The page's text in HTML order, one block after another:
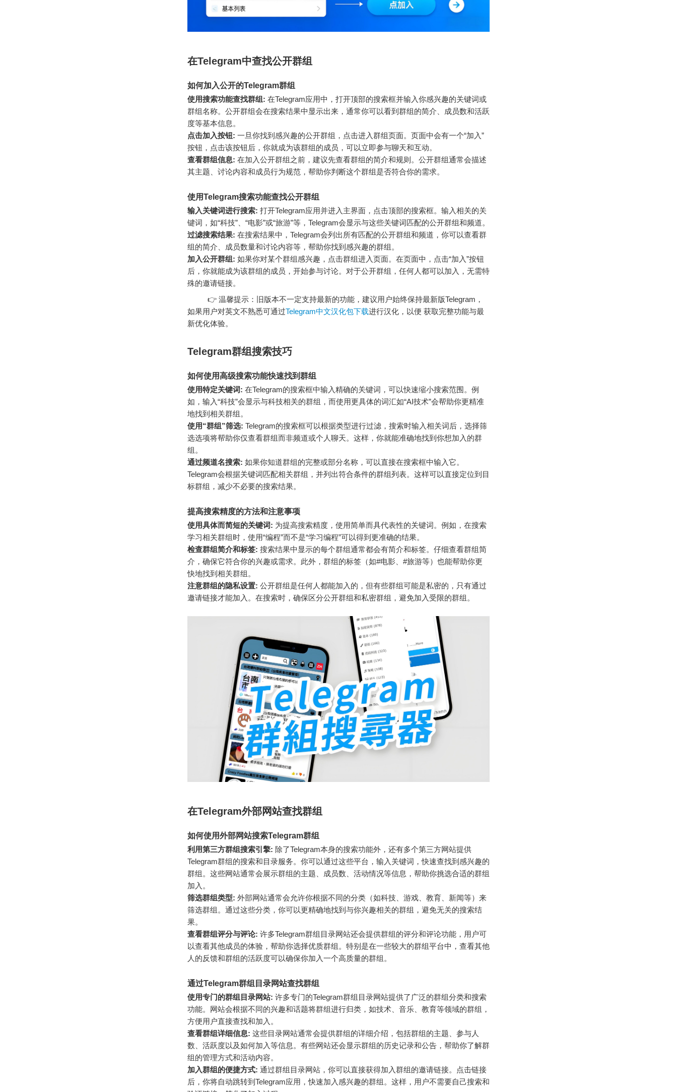
在Telegram中查找公开群组
如何加入公开的Telegram群组
使用搜索功能查找群组: 在Telegram应用中，打开顶部的搜索框并输入你感兴趣的关键词或
群组名称。公开群组会在搜索结果中显示出来，通常你可以看到群组的简介、成员数和活跃
度等基本信息。
点击加入按钮: 一旦你找到感兴趣的公开群组，点击进入群组页面。页面中会有一个“加入”
按钮，点击该按钮后，你就成为该群组的成员，可以立即参与聊天和互动。
查看群组信息: 在加入公开群组之前，建议先查看群组的简介和规则。公开群组通常会描述
其主题、讨论内容和成员行为规范，帮助你判断这个群组是否符合你的需求。
使用Telegram搜索功能查找公开群组
输入关键词进行搜索: 打开Telegram应用并进入主界面，点击顶部的搜索框。输入相关的关
键词，如“科技”、“电影”或“旅游”等，Telegram会显示与这些关键词匹配的公开群组和频道。
过滤搜索结果: 在搜索结果中，Telegram会列出所有匹配的公开群组和频道，你可以查看群
组的简介、成员数量和讨论内容等，帮助你找到感兴趣的群组。
加入公开群组: 如果你对某个群组感兴趣，点击群组进入页面。在页面中，点击“加入”按钮
后，你就能成为该群组的成员，开始参与讨论。对于公开群组，任何人都可以加入，无需特
殊的邀请链接。
👉 温馨提示：旧版本不一定支持最新的功能，建议用户始终保持最新版Telegram，
如果用户对英文不熟悉可通过Telegram中文汉化包下载进行汉化，以便 获取完整功能与最
新优化体验。
Telegram群组搜索技巧
如何使用高级搜索功能快速找到群组
使用特定关键词: 在Telegram的搜索框中输入精确的关键词，可以快速缩小搜索范围。例
如，输入“科技”会显示与科技相关的群组，而使用更具体的词汇如“AI技术”会帮助你更精准
地找到相关群组。
使用“群组”筛选: Telegram的搜索框可以根据类型进行过滤，搜索时输入相关词后，选择筛
选选项将帮助你仅查看群组而非频道或个人聊天。这样，你就能准确地找到你想加入的群
组。
通过频道名搜索: 如果你知道群组的完整或部分名称，可以直接在搜索框中输入它。
Telegram会根据关键词匹配相关群组，并列出符合条件的群组列表。这样可以直接定位到目
标群组，减少不必要的搜索结果。
提高搜索精度的方法和注意事项
使用具体而简短的关键词: 为提高搜索精度，使用简单而具代表性的关键词。例如，在搜索
学习相关群组时，使用“编程”而不是“学习编程”可以得到更准确的结果。
检查群组简介和标签: 搜索结果中显示的每个群组通常都会有简介和标签。仔细查看群组简
介，确保它符合你的兴趣或需求。此外，群组的标签（如#电影、#旅游等）也能帮助你更
快地找到相关群组。
注意群组的隐私设置: 公开群组是任何人都能加入的，但有些群组可能是私密的，只有通过
邀请链接才能加入。在搜索时，确保区分公开群组和私密群组，避免加入受限的群组。
在Telegram外部网站查找群组
如何使用外部网站搜索Telegram群组
利用第三方群组搜索引擎: 除了Telegram本身的搜索功能外，还有多个第三方网站提供
Telegram群组的搜索和目录服务。你可以通过这些平台，输入关键词，快速查找到感兴趣的
群组。这些网站通常会展示群组的主题、成员数、活动情况等信息，帮助你挑选合适的群组
加入。
筛选群组类型: 外部网站通常会允许你根据不同的分类（如科技、游戏、教育、新闻等）来
筛选群组。通过这些分类，你可以更精确地找到与你兴趣相关的群组，避免无关的搜索结
果。
查看群组评分与评论: 许多Telegram群组目录网站还会提供群组的评分和评论功能，用户可
以查看其他成员的体验，帮助你选择优质群组。特别是在一些较大的群组平台中，查看其他
人的反馈和群组的活跃度可以确保你加入一个高质量的群组。
通过Telegram群组目录网站查找群组
使用专门的群组目录网站: 许多专门的Telegram群组目录网站提供了广泛的群组分类和搜索
功能。网站会根据不同的兴趣和话题将群组进行归类，如技术、音乐、教育等领域的群组，
方便用户直接查找和加入。
查看群组详细信息: 这些目录网站通常会提供群组的详细介绍，包括群组的主题、参与人
数、活跃度以及如何加入等信息。有些网站还会显示群组的历史记录和公告，帮助你了解群
组的管理方式和活动内容。
加入群组的便捷方式: 通过群组目录网站，你可以直接获得加入群组的邀请链接。点击链接
后，你将自动跳转到Telegram应用，快速加入感兴趣的群组。这样，用户不需要自己搜索和